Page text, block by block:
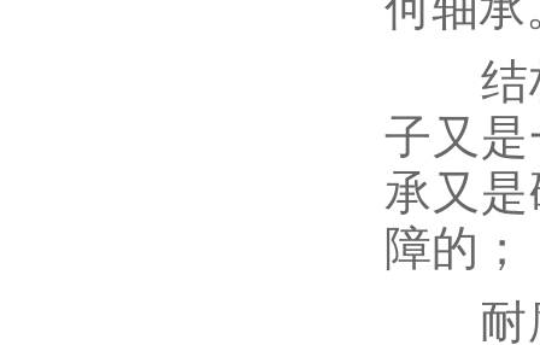
结构
子又
承又
障的；
耐腐